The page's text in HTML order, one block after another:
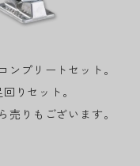
ンプリートセット。
りセット。
売りもございます。